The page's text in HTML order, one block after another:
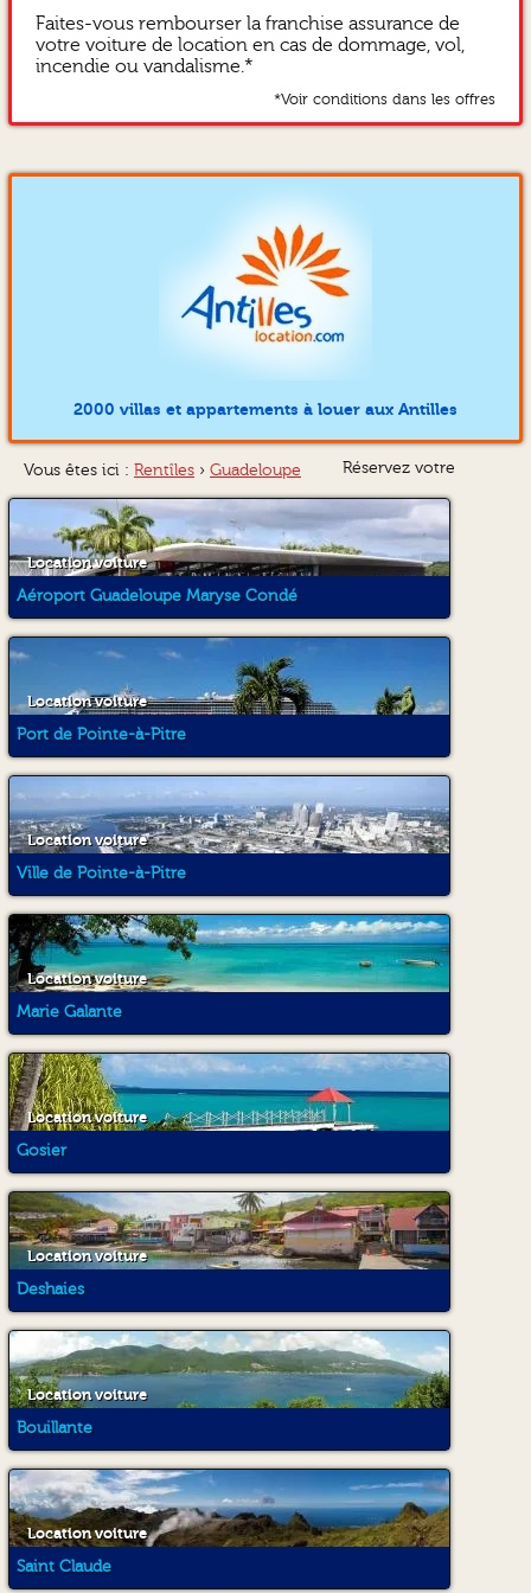
Faites-vous rembourser la franchise assurance de
votre voiture de location en cas de dommage, vol,
incendie ou vandalisme.*
*Voir conditions dans les offres
2000 villas et appartements à louer aux Antilles
Vous êtes ici : Rentîles › Guadeloupe
Location voiture
Aéroport Guadeloupe Maryse Condé
Location voiture
Port de Pointe-à-Pitre
Location voiture
Ville de Pointe-à-Pitre
Location voiture
Marie Galante
Location voiture
Gosier
Location voiture
Deshaies
Location voiture
Bouillante
Location voiture
Saint Claude
Réservez votre